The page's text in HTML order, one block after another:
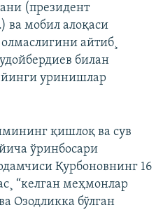
(президент
ва мобил алоқаси
айтиб¸
билан
уринишлар
қишлоқ ва сув
ўринбосари
Қурбоновнинг 16
“келган меҳмонлар
Озодликка бўлган